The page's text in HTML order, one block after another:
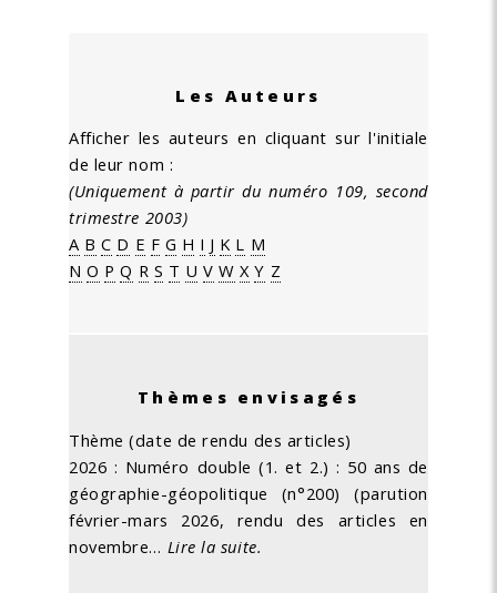
Les Auteurs
Afficher les auteurs en cliquant sur l'initiale
de leur nom :
(Uniquement à partir du numéro 109, second
trimestre 2003)
A B C D E F G H I J K L M
N O P Q R S T U V W X Y Z
Thèmes envisagés
Thème (date de rendu des articles)
2026 : Numéro double (1. et 2.) : 50 ans de
géographie-géopolitique (n°200) (parution
février-mars 2026, rendu des articles en
novembre… Lire la suite.